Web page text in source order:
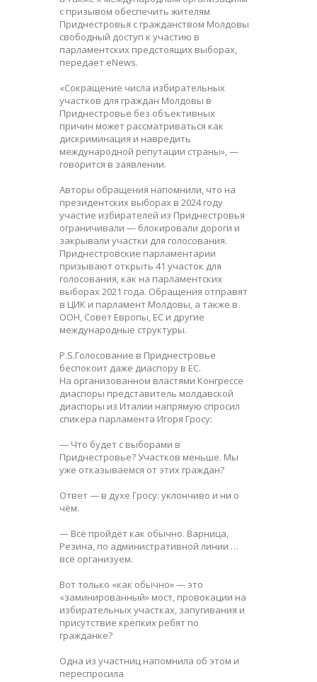
с призывом обеспечить жителям
Приднестровья с гражданством Молдовы
свободный доступ к участию в
парламентских предстоящих выборах,
передает eNews.
«Сокращение числа избирательных
участков для граждан Молдовы в
Приднестровье без объективных
причин может рассматриваться как
дискриминация и навредить
международной репутации страны», —
говорится в заявлении.
Авторы обращения напомнили, что на
президентских выборах в 2024 году
участие избирателей из Приднестровья
ограничивали — блокировали дороги и
закрывали участки для голосования.
Приднестровские парламентарии
призывают открыть 41 участок для
голосования, как на парламентских
выборах 2021 года. Обращения отправят
в ЦИК и парламент Молдовы, а также в
ООН, Совет Европы, ЕС и другие
международные структуры.
P.S.Голосование в Приднестровье
беспокоит даже диаспору в ЕС.
На организованном властями Конгрессе
диаспоры представитель молдавской
диаспоры из Италии напрямую спросил
спикера парламента Игоря Гросу:
— Что будет с выборами в
Приднестровье? Участков меньше. Мы
уже отказываемся от этих граждан?
Ответ — в духе Гросу: уклончиво и ни о
чём.
— Всё пройдёт как обычно. Варница,
Резина, по административной линии …
всё организуем.
Вот только «как обычно» — это
«заминированный» мост, провокации на
избирательных участках, запугивания и
присутствие крепких ребят по
гражданке?
Одна из участниц напомнила об этом и
переспросила